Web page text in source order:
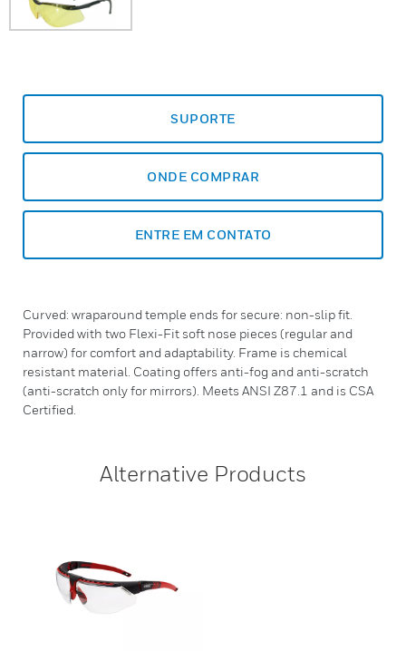
SUPORTE
ONDE COMPRAR
ENTRE EM CONTATO
Curved: wraparound temple ends for secure: non-slip fit.
Provided with two Flexi-Fit soft nose pieces (regular and
narrow) for comfort and adaptability. Frame is chemical
resistant material. Coating offers anti-fog and anti-scratch
(anti-scratch only for mirrors). Meets ANSI Z87.1 and is CSA
Certified.
Alternative Products